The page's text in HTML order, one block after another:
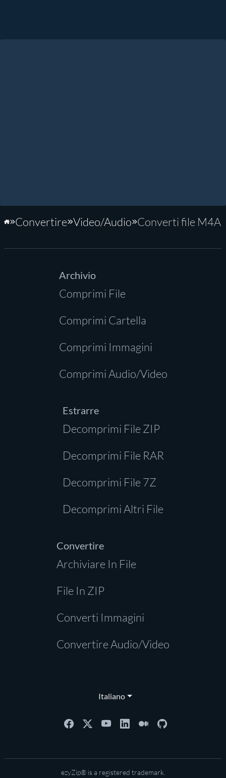
Home
Convertire Video/Audio Converti file M4A
Archivio
Comprimi File
Comprimi Cartella
Comprimi Immagini
Comprimi Audio/Video
Estrarre
Decomprimi File ZIP
Decomprimi File RAR
Decomprimi File 7Z
Decomprimi Altri File
Convertire
Archiviare In File
File In ZIP
Converti Immagini
Convertire Audio/Video
Italiano
ezyZip® is a registered trademark.